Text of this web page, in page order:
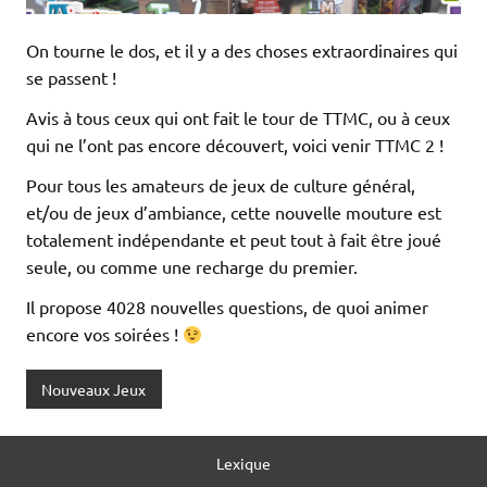
On tourne le dos, et il y a des choses extraordinaires qui
se passent !
Avis à tous ceux qui ont fait le tour de TTMC, ou à ceux
qui ne l’ont pas encore découvert, voici venir TTMC 2 !
Pour tous les amateurs de jeux de culture général,
et/ou de jeux d’ambiance, cette nouvelle mouture est
totalement indépendante et peut tout à fait être joué
seule, ou comme une recharge du premier.
Il propose 4028 nouvelles questions, de quoi animer
encore vos soirées !
Nouveaux Jeux
Lexique